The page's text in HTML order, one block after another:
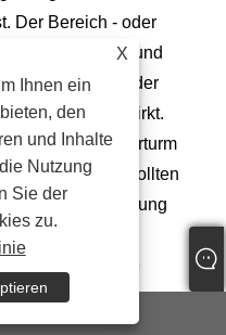
Der Bereich - oder
heißem und
von entscheidender
auswirkt.
Kühlwasserturm
auswählen, sollten
die Verwendung
der folgenden
wassergekühlte
X
Ihnen ein
den
und Inhalte
Nutzung
Sie der
zu.